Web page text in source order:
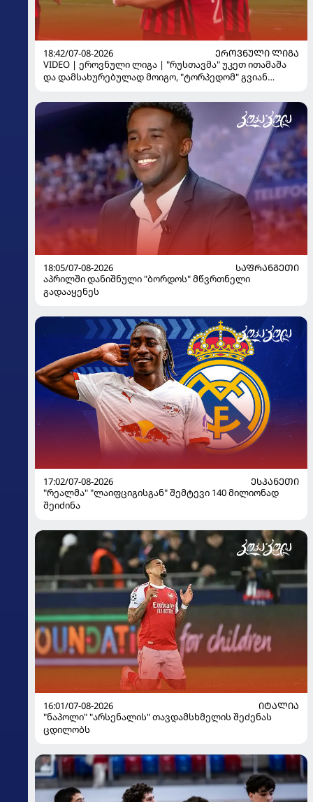
18:42/07-08-2026
ᲔᲠᲝᲕᲜᲣᲚᲘ ᲚᲘᲒᲐ
VIDEO | ეროვნული ლიგა | "რუსთავმა" უკეთ ითამაშა
და დამსახურებულად მოიგო, "ტორპედომ" გვიან
18:05/07-08-2026
ᲡᲐᲤᲠᲐᲜᲒᲔᲗᲘ
აპრილში დანიშნული "ბორდოს" მწვრთნელი
გადააყენეს
17:02/07-08-2026
ᲔᲡᲞᲐᲜᲔᲗᲘ
"რეალმა" "ლაიფციგისგან" შემტევი 140 მილიონად
შეიძინა
16:01/07-08-2026
ᲘᲢᲐᲚᲘᲐ
"ნაპოლი" "არსენალის" თავდამსხმელის შეძენას
ცდილობს